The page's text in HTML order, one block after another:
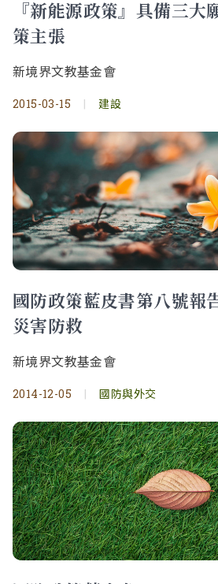
『新能源政策』具備三大
策主張
新境界文教基金會
2015-03-15 | 建設
國防政策藍皮書第八號
災害防救
新境界文教基金會
2014-12-05 | 國防與外交